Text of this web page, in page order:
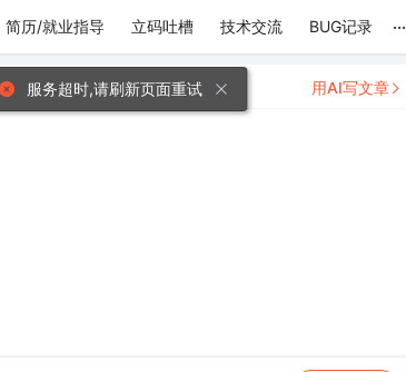
简历/就业指导 立码吐槽 技术交流 BUG记录 ...
用AI写文章
服务超时,请刷新页面重试